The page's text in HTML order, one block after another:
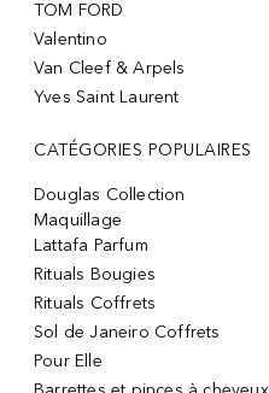
TOM FORD
Valentino
Van Cleef & Arpels
Yves Saint Laurent
CATÉGORIES POPULAIRES
Douglas Collection
Maquillage
Lattafa Parfum
Rituals Bougies
Rituals Coffrets
Sol de Janeiro Coffrets
Pour Elle